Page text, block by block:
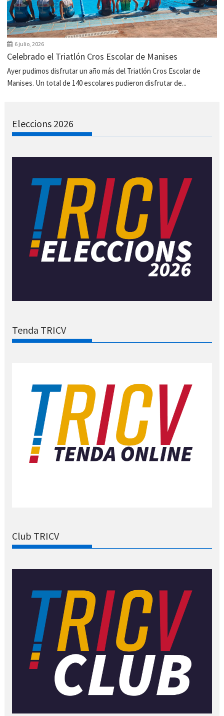
6 julio, 2026
Celebrado el Triatlón Cros Escolar de Manises
Ayer pudimos disfrutar un año más del Triatlón Cros Escolar de
Manises. Un total de 140 escolares pudieron disfrutar de...
Eleccions 2026
Tenda TRICV
Club TRICV